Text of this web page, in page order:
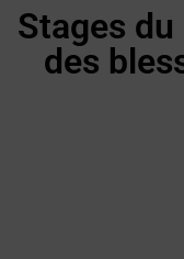
Stages
des